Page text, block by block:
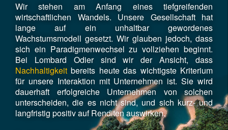
Wir stehen am Anfang eines tiefgreifenden
wirtschaftlichen Wandels. Unsere Gesellschaft hat
lange auf ein unhaltbar gewordenes
Wachstumsmodell gesetzt. Wir glauben jedoch, dass
sich ein Paradigmenwechsel zu vollziehen beginnt.
Bei Lombard Odier sind wir der Ansicht, dass
Nachhaltigkeit bereits heute das wichtigste Kriterium
für unsere Interaktion mit Unternehmen ist. Sie wird
dauerhaft erfolgreiche Unternehmen von solchen
unterscheiden, die es nicht sind, und sich kurz- und
langfristig positiv auf Renditen auswirken.